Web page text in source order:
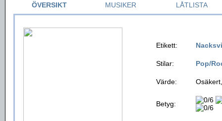
ÖVERSIKT MUSIKER LÅTLISTA
Etikett:
Stilar: Pop/
Värde:
Betyg: